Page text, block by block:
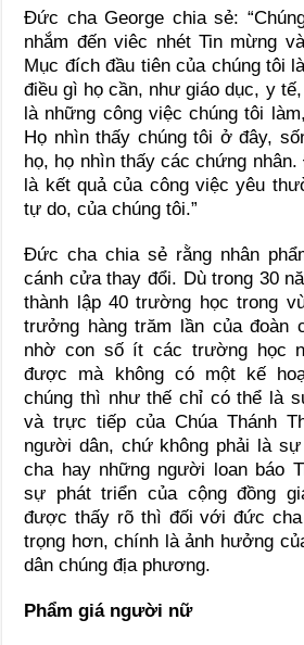
Đức cha George chia sẻ:
nhắm đến viêc nhét Tin mừng
Mục đích đầu tiên của chúng tôi
điều gì họ cần, như giáo dục, y
là những công việc chúng tôi
Họ nhìn thấy chúng tôi ở đây,
họ, họ nhìn thấy các chứng
là kết quả của công việc yêu
tự do, của chúng tôi.”
Đức cha chia sẻ rằng nhân
cánh cửa thay đổi. Dù trong 30
thành lập 40 trường học trong
trưởng hàng trăm lần của đoàn
nhờ con số ít các trường học
được mà không có một kế
chúng thì như thế chỉ có thể là
và trực tiếp của Chúa Thánh
người dân, chứ không phải là
cha hay những người loan báo
sự phát triển của cộng đồng
được thấy rõ thì đối với đức cha
trọng hơn, chính là ảnh hưởng
dân chúng địa phương.
Phẩm giá người nữ